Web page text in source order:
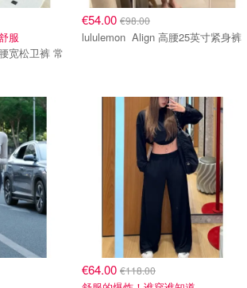
服
€54.00 €98.00
lululemon Align 高腰25英寸紧身裤
€64.00 €118.00